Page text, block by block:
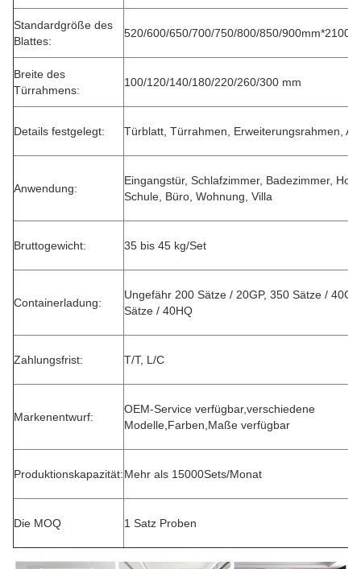
Standardgröße des
Blattes:
520/600/650/700/750/800/850/
Breite des
Türrahmens:
100/120/140/180/220/260/300 mm
Details festgelegt: Türblatt, Türrahmen, Erweiterungsrahmen,
Anwendung:
Eingangstür, Schlafzimmer, Badezimmer,
Schule, Büro, Wohnung, Villa
Bruttogewicht: 35 bis 45 kg/Set
Containerladung:
Ungefähr 200 Sätze / 20GP, 350 Sätze /
Sätze / 40HQ
Zahlungsfrist: T/T, L/C
Markenentwurf:
OEM-Service verfügbar,verschiedene
Modelle,Farben,Maße verfügbar
Produktionskapazität:Mehr als 15000Sets/Monat
Die MOQ 1 Satz Proben